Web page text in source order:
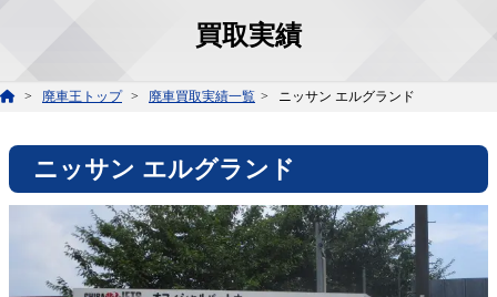
買取実績
廃車王トップ 廃車買取実績一覧 ニッサン エルグランド
ニッサン エルグランド